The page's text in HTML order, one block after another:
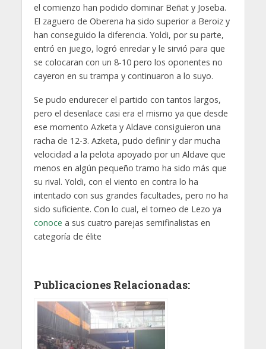
el comienzo han podido dominar Beñat y Joseba.
El zaguero de Oberena ha sido superior a Beroiz y
han conseguido la diferencia. Yoldi, por su parte,
entró en juego, logró enredar y le sirvió para que
se colocaran con un 8-10 pero los oponentes no
cayeron en su trampa y continuaron a lo suyo.
Se pudo endurecer el partido con tantos largos,
pero el desenlace casi era el mismo ya que desde
ese momento Azketa y Aldave consiguieron una
racha de 12-3. Azketa, pudo definir y dar mucha
velocidad a la pelota apoyado por un Aldave que
menos en algún pequeño tramo ha sido más que
su rival. Yoldi, con el viento en contra lo ha
intentado con sus grandes facultades, pero no ha
sido suficiente. Con lo cual, el torneo de Lezo ya
conoce a sus cuatro parejas semifinalistas en
categoría de élite
Publicaciones Relacionadas: